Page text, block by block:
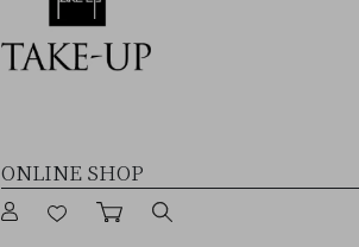
ONLINE SHOP